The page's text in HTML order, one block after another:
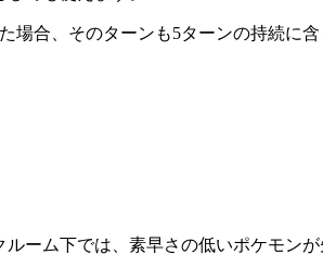
合、そのターンも5ターンの持続に
ーム下では、素早さの低いポケモン